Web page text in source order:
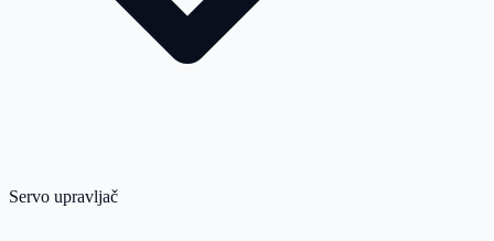
Servo upravljač